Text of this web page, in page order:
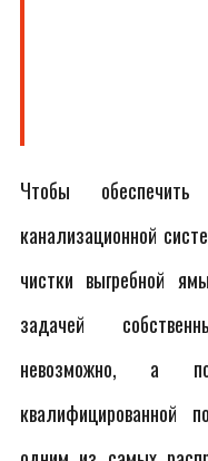
Чтобы
канализационной
чистки выгребной
задачей
невозможно, а
квалифицированной